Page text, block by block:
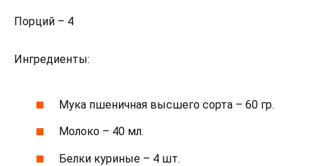
Порций – 4
Ингредиенты:
Мука пшеничная высшего сорта – 60 гр.
Молоко – 40 мл.
Белки куриные – 4 шт.